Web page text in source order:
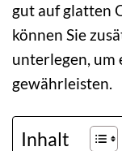
gut auf glatten
können Sie
unterlegen, um
gewährleisten.
Inhalt